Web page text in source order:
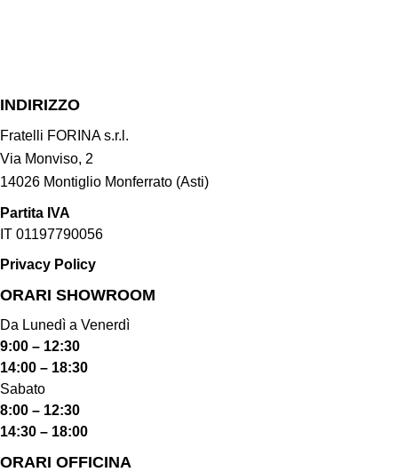
INDIRIZZO
Fratelli FORINA s.r.l.
Via Monviso, 2
14026 Montiglio Monferrato (Asti)
Partita IVA
IT 01197790056
Privacy Policy
ORARI SHOWROOM​
Da Lunedì a Venerdì
9:00 – 12:30
14:00 – 18:30
Sabato
8:00 – 12:30
14:30 – 18:00
ORARI OFFICINA